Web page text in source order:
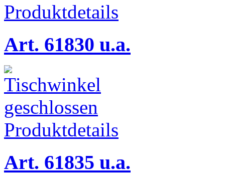
Produktdetails
Art. 61830 u.a.
Produktdetails
Art. 61835 u.a.